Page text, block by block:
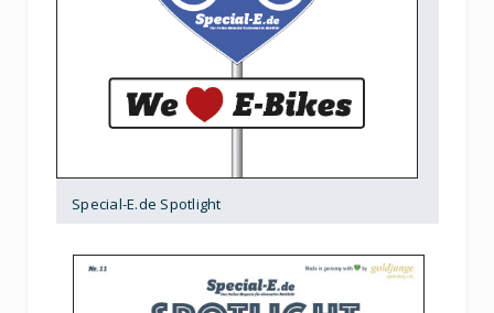
Special-E.de Spotlight